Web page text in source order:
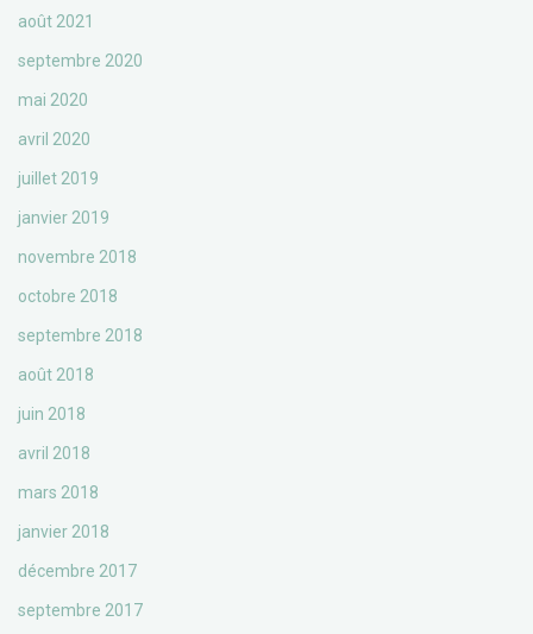
août 2021
septembre 2020
mai 2020
avril 2020
juillet 2019
janvier 2019
novembre 2018
octobre 2018
septembre 2018
août 2018
juin 2018
avril 2018
mars 2018
janvier 2018
décembre 2017
septembre 2017